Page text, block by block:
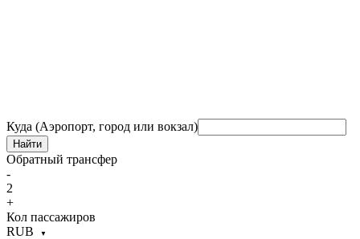
Куда (Аэропорт, город или вокзал)
Найти
Обратный трансфер
-
2
+
Кол пассажиров
RUB
▼